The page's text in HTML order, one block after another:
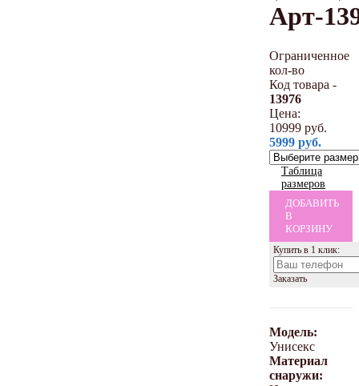
Арт-
Ограниченное
кол-во
Код товара -
13976
Цена:
10999 руб.
5999 руб.
Таблица
размеров
ДОБАВИТЬ
В
КОРЗИНУ
Купить в 1 клик:
Заказать
Модель:
Унисекс
Материал
снаружи: